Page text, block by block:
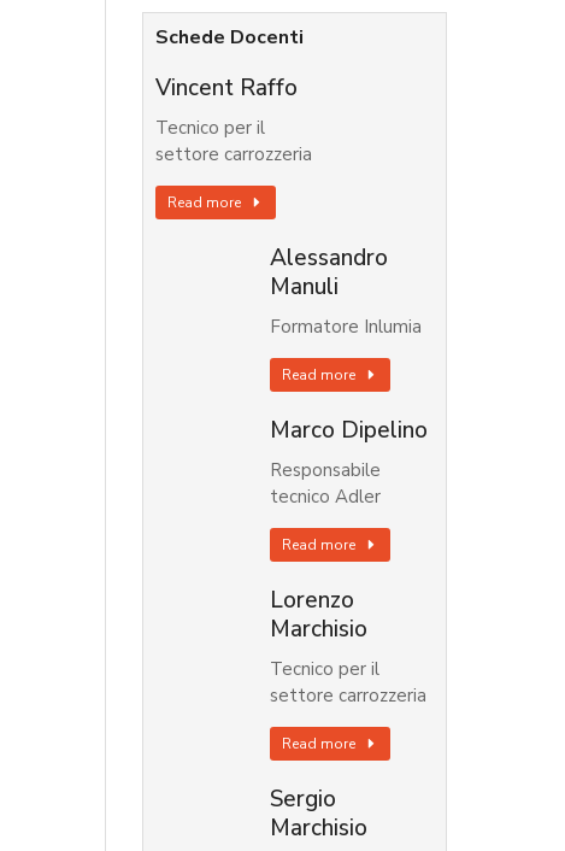
Schede Docenti
Vincent Raffo
Tecnico per il
settore carrozzeria
Read more
Alessandro
Manuli
Formatore Inlumia
Read more
Marco Dipelino
Responsabile
tecnico Adler
Read more
Lorenzo
Marchisio
Tecnico per il
settore carrozzeria
Read more
Sergio
Marchisio